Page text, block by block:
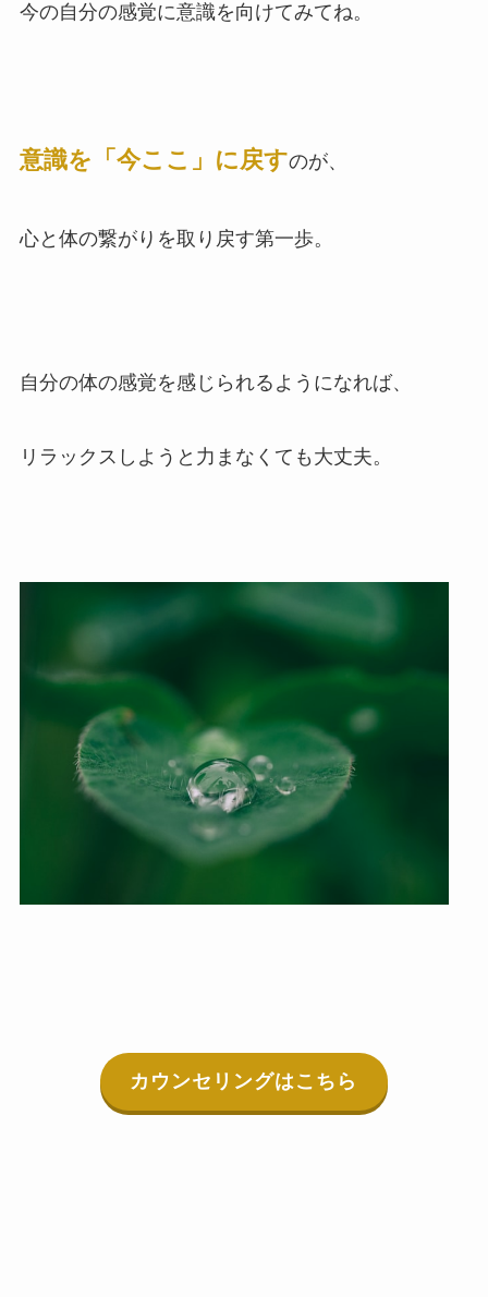
今の自分の感覚に意識を向けてみてね。
意識を「今ここ」に戻すのが、
心と体の繋がりを取り戻す第一歩。
自分の体の感覚を感じられるようになれば、
リラックスしようと力まなくても大丈夫。
カウンセリングはこちら